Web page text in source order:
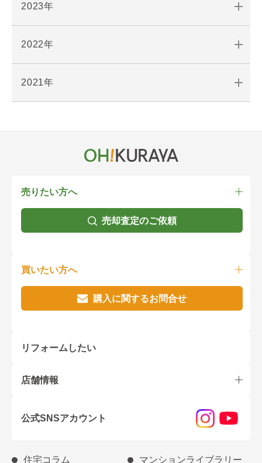
2023年
2022年
2021年
売りたい方へ
売却査定のご依頼
買いたい方へ
購入に関するお問合せ
リフォームしたい
店舗情報
公式SNSアカウント
住宅コラム マンションライブラリー